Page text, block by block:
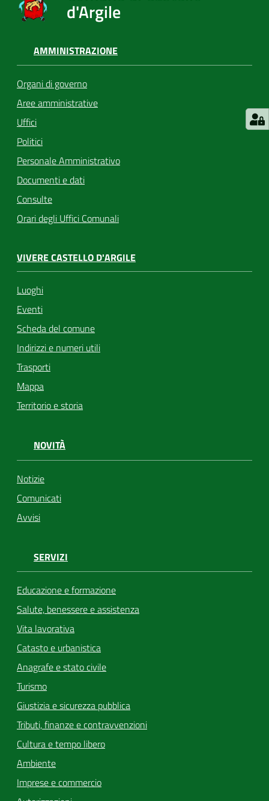
d'Argile
AMMINISTRAZIONE
Organi di governo
Aree amministrative
Uffici
Politici
Personale Amministrativo
Documenti e dati
Consulte
Orari degli Uffici Comunali
VIVERE CASTELLO D'ARGILE
Luoghi
Eventi
Scheda del comune
Indirizzi e numeri utili
Trasporti
Mappa
Territorio e storia
NOVITÀ
Notizie
Comunicati
Avvisi
SERVIZI
Educazione e formazione
Salute, benessere e assistenza
Vita lavorativa
Catasto e urbanistica
Anagrafe e stato civile
Turismo
Giustizia e sicurezza pubblica
Tributi, finanze e contravvenzioni
Cultura e tempo libero
Ambiente
Imprese e commercio